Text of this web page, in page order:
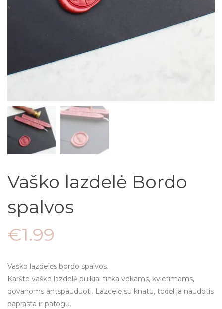
Vaško lazdelė Bordo
spalvos
€1.99
Vaško lazdelės bordo spalvos.
Karšto vaško lazdelė puikiai tinka vokams, kvietimams,
dovanoms antspauduoti. Lazdelė su knatu, todėl ja naudotis
paprasta ir patogu.